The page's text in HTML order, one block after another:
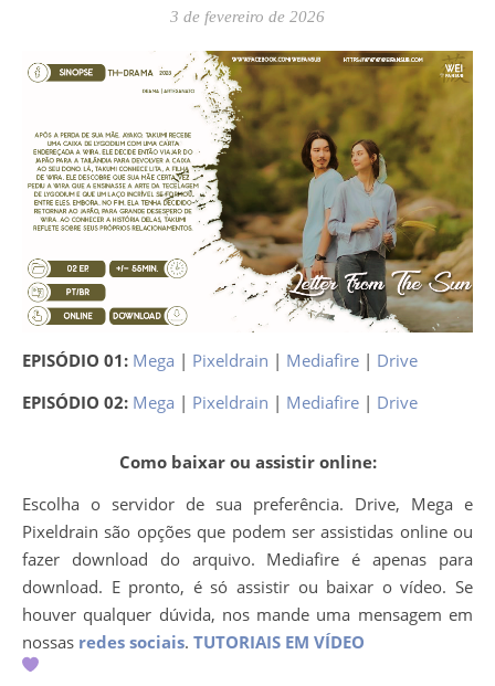
3 de fevereiro de 2026
EPISÓDIO 01: Mega | Pixeldrain | Mediafire | Drive
EPISÓDIO 02: Mega | Pixeldrain | Mediafire | Drive
Como baixar ou assistir online:
Escolha o servidor de sua preferência. Drive, Mega e
Pixeldrain são opções que podem ser assistidas online ou
fazer download do arquivo. Mediafire é apenas para
download. E pronto, é só assistir ou baixar o vídeo. Se
houver qualquer dúvida, nos mande uma mensagem em
nossas redes sociais. TUTORIAIS EM VÍDEO